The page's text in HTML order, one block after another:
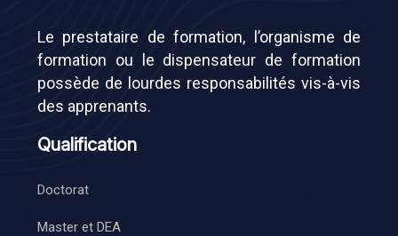
Le prestataire de formation, l’organisme de
formation ou le dispensateur de formation
possède de lourdes responsabilités vis-à-vis
des apprenants.
Qualification
Doctorat
Master et DEA